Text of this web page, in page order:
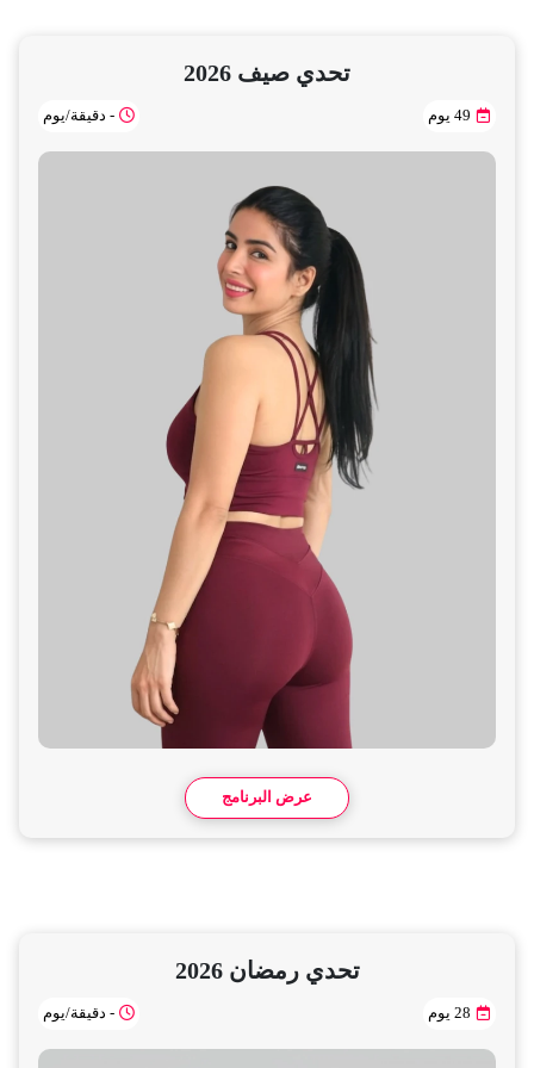
تحدي صيف 2026
49 يوم - دقيقة/يوم
عرض البرنامج
تحدي رمضان 2026
28 يوم - دقيقة/يوم